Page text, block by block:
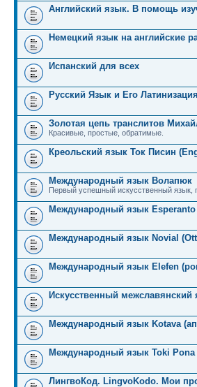
Английский язык. В помощь
Немецкий язык на английские
Испанский для всех
Русский Язык и Его Латинизация
Золотая цепь транслитов
Красивые, простые, обратимые.
Креольский язык Ток Писин
Международный язык Волапюк
Первый успешный искусственный язык,
Международный язык
Международный язык Novial
Международный язык Elefen
Искусственный
Международный язык Kotava
Международный язык Toki
ЛингвоКод. LingvoKodo. Мои